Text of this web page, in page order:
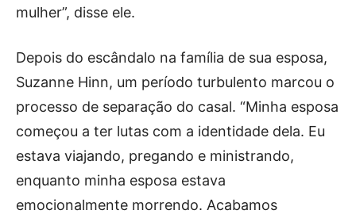
mulher”, disse ele.
Depois do escândalo na família de sua esposa,
Suzanne Hinn, um período turbulento marcou o
processo de separação do casal. “Minha esposa
começou a ter lutas com a identidade dela. Eu
estava viajando, pregando e ministrando,
enquanto minha esposa estava
emocionalmente morrendo. Acabamos